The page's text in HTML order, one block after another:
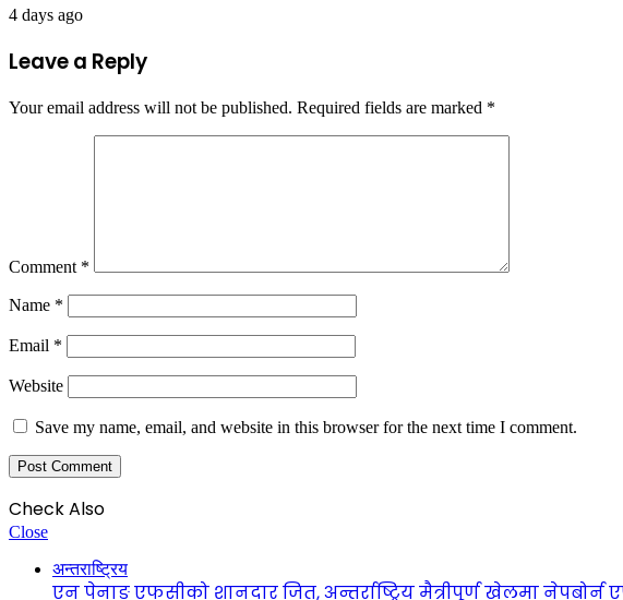
4 days ago
Leave a Reply
Your email address will not be published. Required fields are marked *
Comment *
Name *
Email *
Website
Save my name, email, and website in this browser for the next time I comment.
Check Also
Close
अन्तराष्ट्रिय
एन पेनाङ एफसीको शानदार जित, अन्तर्राष्ट्रिय मैत्रीपूर्ण खेलमा